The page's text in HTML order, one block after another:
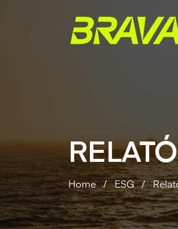
Home / ESG /